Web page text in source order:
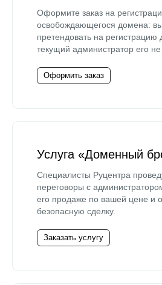
Оформите заказ на
освобождающегося домена:
претендовать на регистрацию
текущий администратор его не
Оформить заказ
Услуга «Доменный
Специалисты Руцентра
переговоры с
его продаже по вашей цене и
безопасную сделку.
Заказать услугу